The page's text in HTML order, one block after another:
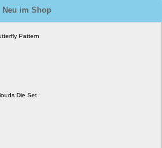
Neu im Shop
Pattern
Die Set